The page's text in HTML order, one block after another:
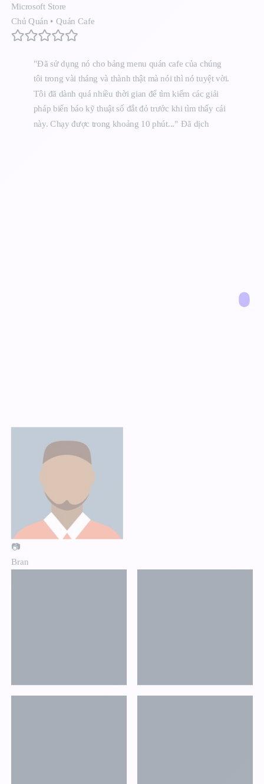
Microsoft Store
Chủ Quán • Quán Cafe
"Đã sử dụng nó cho bảng menu quán cafe của chúng
tôi trong vài tháng và thành thật mà nói thì nó tuyệt vời.
Tôi đã dành quá nhiều thời gian để tìm kiếm các giải
pháp biển báo kỹ thuật số đắt đỏ trước khi tìm thấy cái
này. Chạy được trong khoảng 10 phút..." Đã dịch
📷
Bran